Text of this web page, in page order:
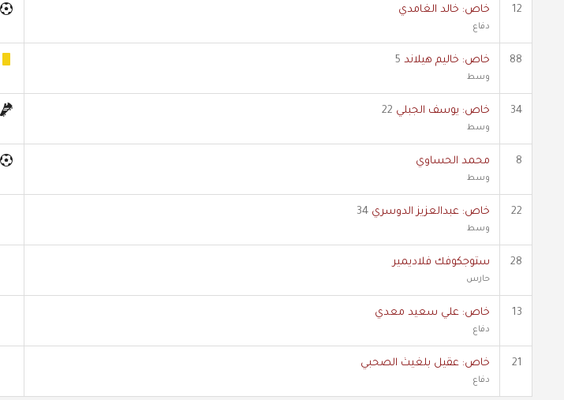
12 خاص: خالد الغامدي
دفاع
88 خاص: خاليم هيلاند 5
وسط
34 خاص: يوسف الجبلي 22
وسط
8 محمد الحساوي
وسط
22 خاص: عبدالعزيز الدوسري 34
وسط
28 ستوجكوفك فلاديمير
حارس
13 خاص: علي سعيد معدي
دفاع
21 خاص: عقيل بلغيث الصحبي
دفاع